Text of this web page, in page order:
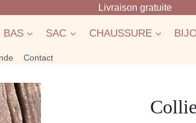
Livraison gratuite
BAS SAC CHAUSSURE
Contact